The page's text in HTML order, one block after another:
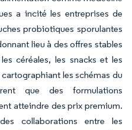
a incité les entreprises de
probiotiques sporulantes
lieu à des offres stables
céréales, les snacks et les
les schémas du
que des formulations
atteindre des prix premium.
collaborations entre les